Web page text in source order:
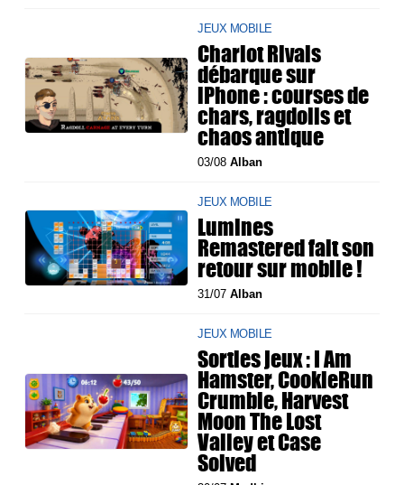
JEUX MOBILE
Chariot Rivals
débarque sur
iPhone : courses de
chars, ragdolls et
chaos antique
03/08Alban
JEUX MOBILE
Lumines
Remastered fait son
retour sur mobile !
31/07Alban
JEUX MOBILE
Sorties jeux : I Am
Hamster, CookieRun
Crumble, Harvest
Moon The Lost
Valley et Case
Solved